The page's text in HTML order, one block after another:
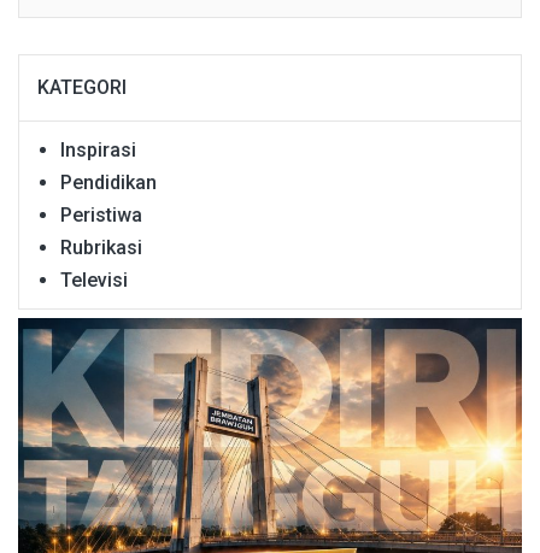
KATEGORI
Inspirasi
Pendidikan
Peristiwa
Rubrikasi
Televisi